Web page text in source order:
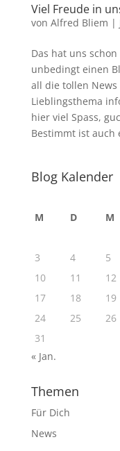
Viel Freude in
von Alfred Bliem |
Das hat uns
unbedingt einen
all die tollen
Lieblingsthema
hier viel Spass,
Bestimmt ist auch
Blog Kalender
M D M
3
4 5
10
11 12
17
18 19
24
25 26
31
« Jan.
Themen
Für Dich
News